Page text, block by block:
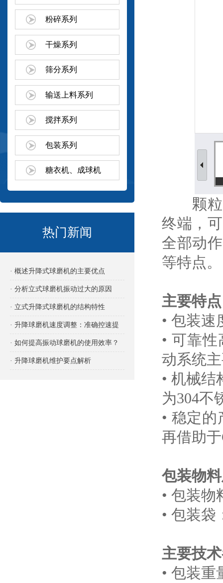
粉碎系列
干燥系列
筛分系列
输送上料系列
搅拌系列
包装系列
糖衣机、成球机
热门新闻
· 概述升降式球磨机的主要优点
· 分析立式球磨机振动过大的原因
· 立式升降式球磨机的结构特性
· 升降球磨机速度调整：准确控速提
效的关键
· 如何提高振动球磨机的使用效率？
· 升降球磨机维护要点解析
颗粒包
终端，
全部动
等特点。
主要特点
• 包装速
• 可靠
动系统
• 机械
为304不
• 稳定
再借助
包装物
• 包装物
• 包装
主要技
• 包装重